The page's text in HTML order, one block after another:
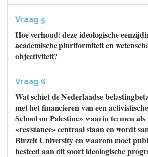
Vraag 5
Hoe verhoudt deze ideologische
academische pluriformiteit en
objectiviteit?
Vraag 6
Wat schiet de Nederlandse
met het financieren van een
School on Palestine» waarin termen
«resistance» centraal staan en wordt
Birzeit University en waarom moet
besteed aan dit soort ideologische